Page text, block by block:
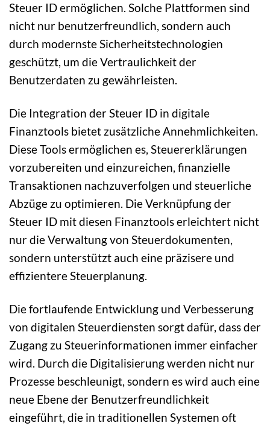
Steuer ID ermöglichen. Solche Plattformen sind
nicht nur benutzerfreundlich, sondern auch
durch modernste Sicherheitstechnologien
geschützt, um die Vertraulichkeit der
Benutzerdaten zu gewährleisten.
Die Integration der Steuer ID in digitale
Finanztools bietet zusätzliche Annehmlichkeiten.
Diese Tools ermöglichen es, Steuererklärungen
vorzubereiten und einzureichen, finanzielle
Transaktionen nachzuverfolgen und steuerliche
Abzüge zu optimieren. Die Verknüpfung der
Steuer ID mit diesen Finanztools erleichtert nicht
nur die Verwaltung von Steuerdokumenten,
sondern unterstützt auch eine präzisere und
effizientere Steuerplanung.
Die fortlaufende Entwicklung und Verbesserung
von digitalen Steuerdiensten sorgt dafür, dass der
Zugang zu Steuerinformationen immer einfacher
wird. Durch die Digitalisierung werden nicht nur
Prozesse beschleunigt, sondern es wird auch eine
neue Ebene der Benutzerfreundlichkeit
eingeführt, die in traditionellen Systemen oft